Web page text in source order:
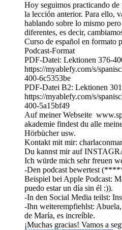
Hoy seguimos practicando
la lección anterior. Para ello,
hablando sobre lo mismo
diferentes, es decir,
Curso de español en formato
Podcast-Format
PDF-Datei: Lektionen 376-
https://myablefy.com/s/
400-6c5353be
PDF-Datei B2: Lektionen
https://myablefy.com/s/
400-5a15bf49
Auf meiner Webseite
akademie findest du alle
Hörbücher usw.
Kontakt mit mir:
Du kannst mir auf
Ich würde mich sehr freuen
-Den podcast bewertest
Beispiel bei Apple Podcast:
puedo estar un día sin él :)).
-In den Social Media teilst:
-Ihn weiterempfiehlst:
de María, es increíble.
¡Muchas gracias! Vamos a